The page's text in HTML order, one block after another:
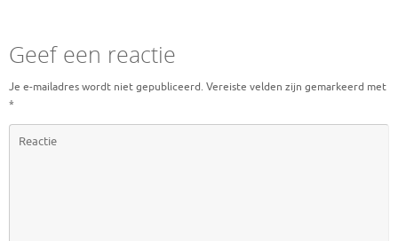
Geef een reactie
Je e-mailadres wordt niet gepubliceerd. Vereiste velden zijn gemarkeerd met
*